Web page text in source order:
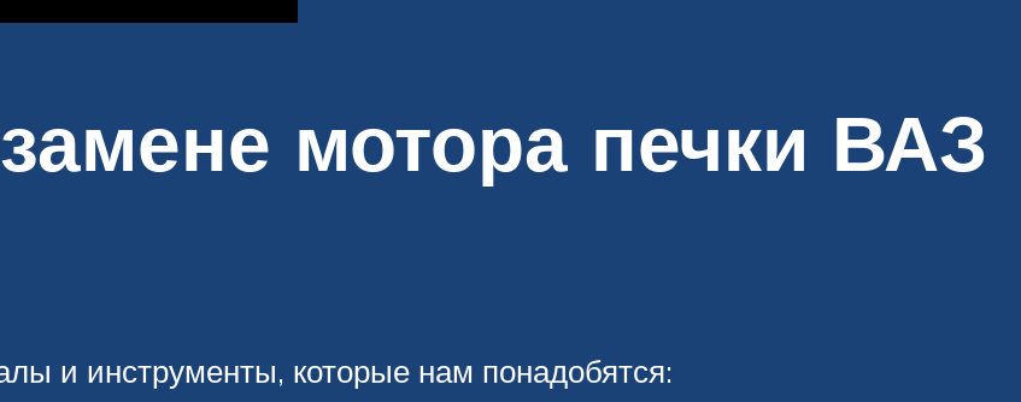
мотора печки ВАЗ
и инструменты, которые нам понадобятся: